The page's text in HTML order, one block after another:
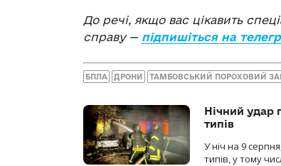
До речі, якщо вас цікавить
справу — підпишіться на
БПЛА ДРОНИ ТАМБОВСЬКИЙ ПОРОХОВИЙ
Нічний удар
типів
У ніч на 9
типів, у тому